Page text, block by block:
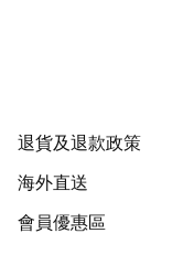
退貨及退款政策
海外直送
會員優惠區